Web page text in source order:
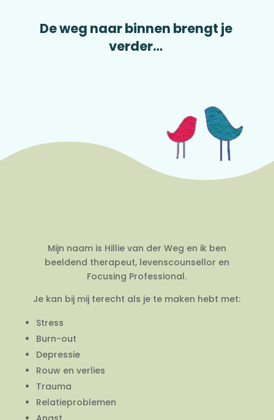
De weg naar binnen brengt je
verder…
Mijn naam is Hillie van der Weg en ik ben
beeldend therapeut, levenscounsellor en
Focusing Professional.
Je kan bij mij terecht als je te maken hebt met:
Stress
Burn-out
Depressie
Rouw en verlies
Trauma
Relatieproblemen